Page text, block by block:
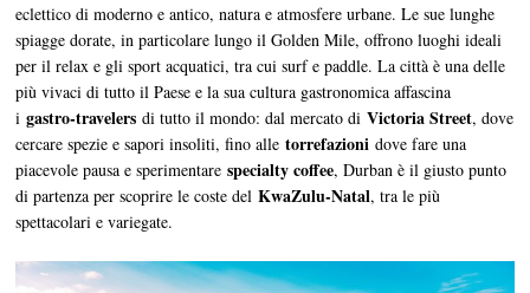
eclettico di moderno e antico, natura e atmosfere urbane. Le sue lunghe
spiagge dorate, in particolare lungo il Golden Mile, offrono luoghi ideali
per il relax e gli sport acquatici, tra cui surf e paddle. La città è una delle
più vivaci di tutto il Paese e la sua cultura gastronomica affascina
igastro-travelers di tutto il mondo: dal mercato diVictoria Street, dove
cercare spezie e sapori insoliti, fino alletorrefazionidove fare una
piacevole pausa e sperimentarespecialty coffee, Durban è il giusto punto
di partenza per scoprire le coste delKwaZulu-Natal, tra le più
spettacolari e variegate.